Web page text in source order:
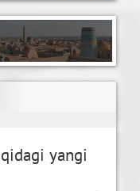
yangi